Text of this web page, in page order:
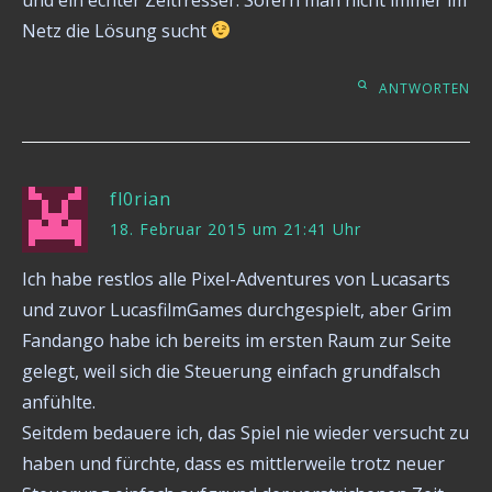
Netz die Lösung sucht
ANTWORTEN
fl0rian
18. Februar 2015 um 21:41 Uhr
Ich habe restlos alle Pixel-Adventures von Lucasarts
und zuvor LucasfilmGames durchgespielt, aber Grim
Fandango habe ich bereits im ersten Raum zur Seite
gelegt, weil sich die Steuerung einfach grundfalsch
anfühlte.
Seitdem bedauere ich, das Spiel nie wieder versucht zu
haben und fürchte, dass es mittlerweile trotz neuer